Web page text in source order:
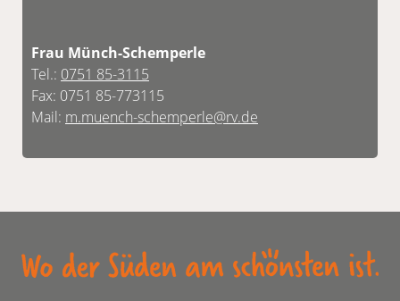
Frau Münch-Schemperle
Tel.: 0751 85-3115
Fax: 0751 85-773115
Mail: m.muench-schemperle@rv.de